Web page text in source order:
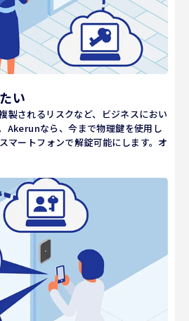
い
製されるリスクなど、ビジネスにおい
Akerunなら、今まで物理鍵を使用し
マートフォンで解錠可能にします。オ